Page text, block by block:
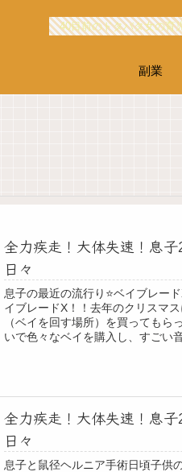
40目前のドタバタ女の育
副業
全力疾走！大体失速！息
日々
息子の最近の流行り⭐️ベイブレー
イブレードX！！去年のクリスマ
（ベイを回す場所）を買ってもら
いで色々なベイを購入し、すごい
全力疾走！大体失速！息
日々
息子と鼠径ヘルニア手術日頃子供